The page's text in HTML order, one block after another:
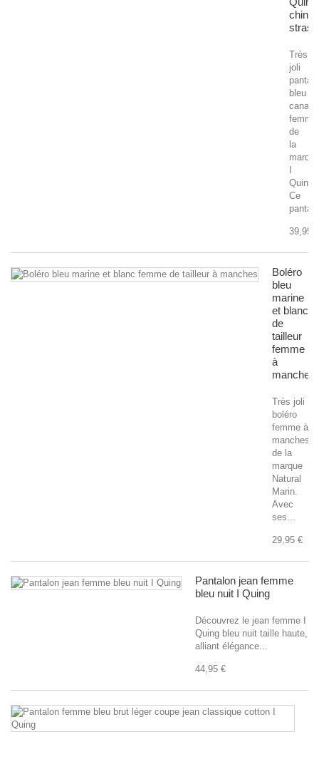
chino
strass
Très
joli
bleu
canard
femme
de
la
marque
Quing.
Ce
39,95 €
Boléro
bleu
marine
et blanc
de
tailleur
femme
à
manches
Très joli
boléro
femme à
manches
de la
marque
Natural
Marin.
Avec
ses...
29,95 €
Pantalon jean femme
bleu nuit I Quing
Découvrez le jean femme I
Quing bleu nuit taille haute,
alliant élégance...
44,95 €